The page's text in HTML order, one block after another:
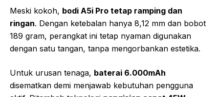
Meski kokoh, bodi A5i Pro tetap ramping dan
ringan. Dengan ketebalan hanya 8,12 mm dan bobot
189 gram, perangkat ini tetap nyaman digunakan
dengan satu tangan, tanpa mengorbankan estetika.
Untuk urusan tenaga, baterai 6.000mAh
disematkan demi menjawab kebutuhan pengguna